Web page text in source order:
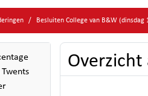
Besluiten College van B&W (dinsdag
Overzicht